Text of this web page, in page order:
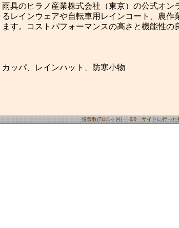
具のヒラノ産業株式会社（東京）の公式オン
レインウェアや自転車用レインコート、農作
す。コストパフォーマンスの高さと機能性の
ッパ、レインハット、防寒小物
投票数(7日/1ヶ月)･･･0/0 サイトに行った